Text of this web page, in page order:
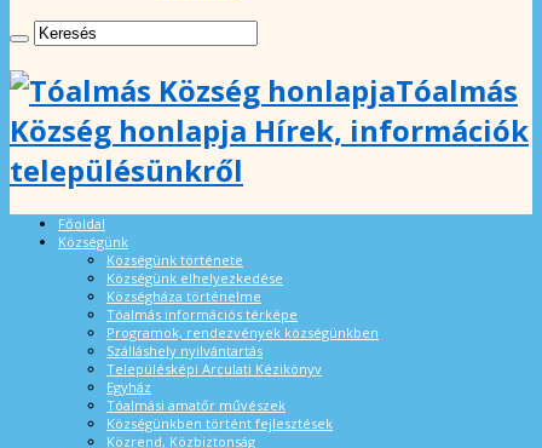
Tóalmás
Község honlapja Hírek, információk
településünkről
Főoldal
Községünk
Községünk története
Községünk elhelyezkedése
Községháza történelme
Tóalmás információs térképe
Programok, rendezvények községünkben
Szálláshely nyilvántartás
Településképi Arculati Kézikönyv
Egyház
Tóalmási amatőr művészek
Községünkben történt fejlesztések
Közrend, Közbiztonság